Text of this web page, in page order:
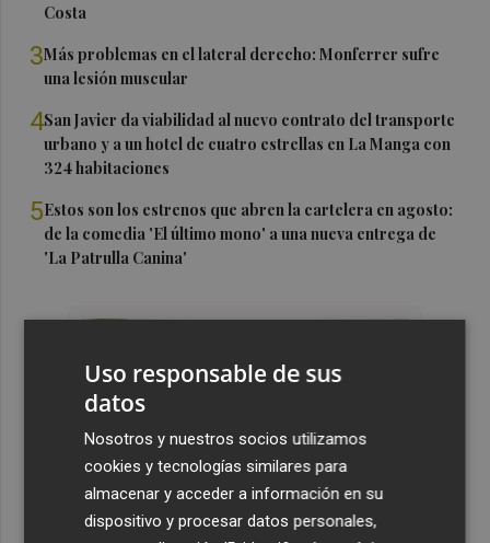
Costa
3Más problemas en el lateral derecho: Monferrer sufre
una lesión muscular
4San Javier da viabilidad al nuevo contrato del transporte
urbano y a un hotel de cuatro estrellas en La Manga con
324 habitaciones
5Estos son los estrenos que abren la cartelera en agosto:
de la comedia 'El último mono' a una nueva entrega de
'La Patrulla Canina'
Uso responsable de sus
datos
Nosotros y nuestros socios utilizamos
cookies y tecnologías similares para
almacenar y acceder a información en su
dispositivo y procesar datos personales,